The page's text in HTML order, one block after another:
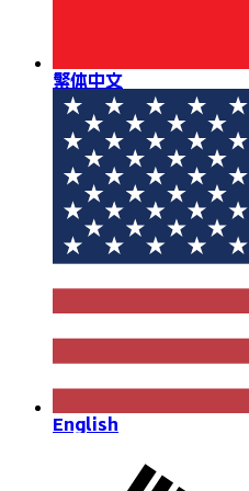
繁体中文
English